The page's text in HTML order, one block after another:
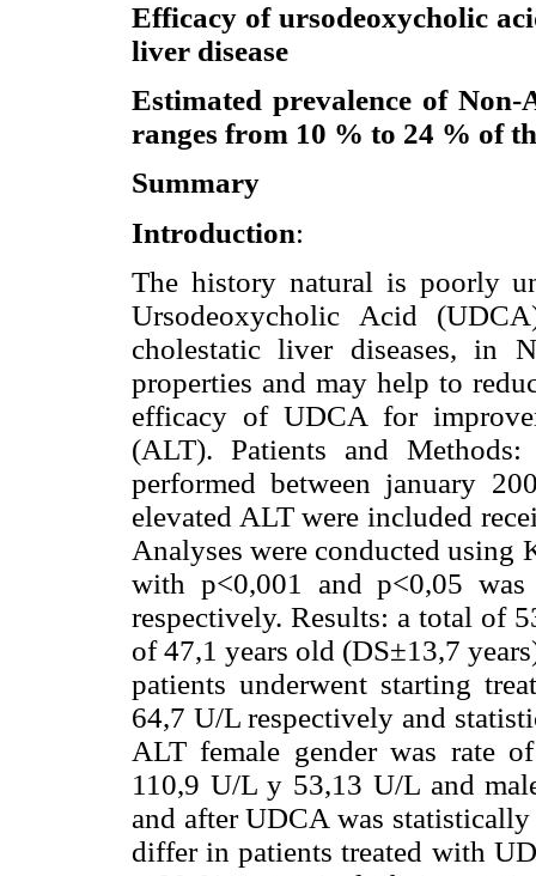
Efficacy of ursodeoxycholic
liver disease
Estimated prevalence of
ranges from 10 % to 24 % of
Summary
Introduction:
The history natural is poorly
Ursodeoxycholic Acid
cholestatic liver diseases, in
properties and may help to
efficacy of UDCA for
(ALT). Patients and
performed between january
elevated ALT were included
Analyses were conducted using
with p<0,001 and p<0,05
respectively. Results: a total of
of 47,1 years old (DS±13,7
patients underwent starting
64,7 U/L respectively and
ALT female gender was rate
110,9 U/L y 53,13 U/L and
and after UDCA was
differ in patients treated with